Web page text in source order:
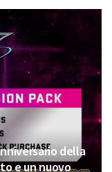
della
e un nuovo